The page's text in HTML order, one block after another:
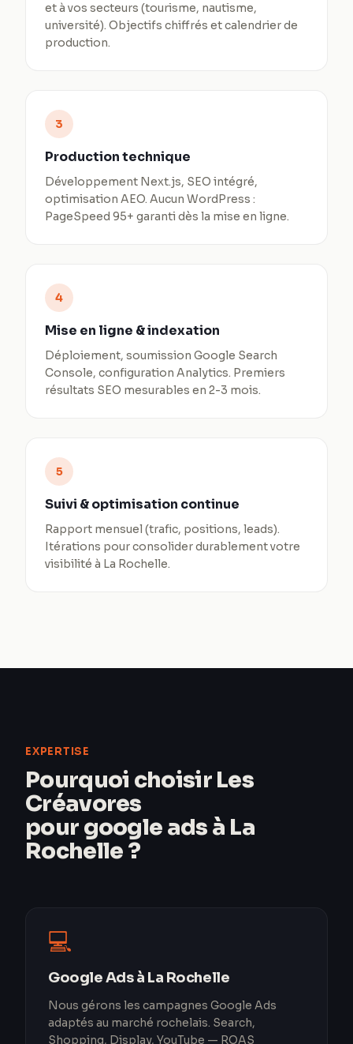
et à vos secteurs (tourisme, nautisme,
université). Objectifs chiffrés et calendrier de
production.
3
Production technique
Développement Next.js, SEO intégré,
optimisation AEO. Aucun WordPress :
PageSpeed 95+ garanti dès la mise en ligne.
4
Mise en ligne & indexation
Déploiement, soumission Google Search
Console, configuration Analytics. Premiers
résultats SEO mesurables en 2-3 mois.
5
Suivi & optimisation continue
Rapport mensuel (trafic, positions, leads).
Itérations pour consolider durablement votre
visibilité à La Rochelle.
EXPERTISE
Pourquoi choisir Les
Créavores
pour google ads à La
Rochelle ?
💻
Google Ads à La Rochelle
Nous gérons les campagnes Google Ads
adaptés au marché rochelais. Search,
Shopping, Display, YouTube — ROAS